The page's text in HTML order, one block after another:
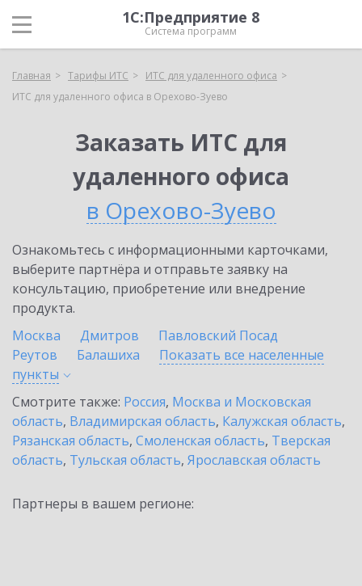
1С:Предприятие 8
Система программ
Главная Тарифы ИТС
ИТС для удаленного офиса
ИТС для удаленного офиса в Орехово-Зуево
Заказать ИТС для
удаленного офиса
в Орехово-Зуево
Ознакомьтесь с информационными карточками,
выберите партнёра и отправьте заявку на
консультацию, приобретение или внедрение
продукта.
Москва
Дмитров
Павловский Посад
Реутов
Балашиха
Показать все населенные
пункты
Смотрите также: Россия, Москва и Московская
область, Владимирская область, Калужская область,
Рязанская область, Смоленская область, Тверская
область, Тульская область, Ярославская область
Партнеры в вашем регионе: